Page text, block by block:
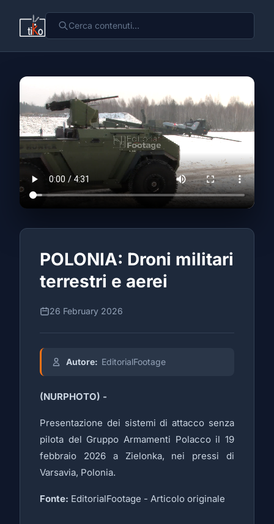
POLONIA: Droni militari
terrestri e aerei
26 February 2026
Autore: EditorialFootage
(NURPHOTO) -
Presentazione dei sistemi di attacco senza
pilota del Gruppo Armamenti Polacco il 19
febbraio 2026 a Zielonka, nei pressi di
Varsavia, Polonia.
Fonte: EditorialFootage - Articolo originale